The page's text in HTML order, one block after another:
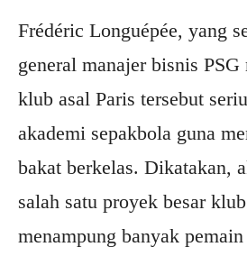
Frédéric Longuépée, yang
general manajer bisnis
klub asal Paris tersebut
akademi sepakbola guna
bakat berkelas. Dikatakan,
salah satu proyek besar
menampung banyak